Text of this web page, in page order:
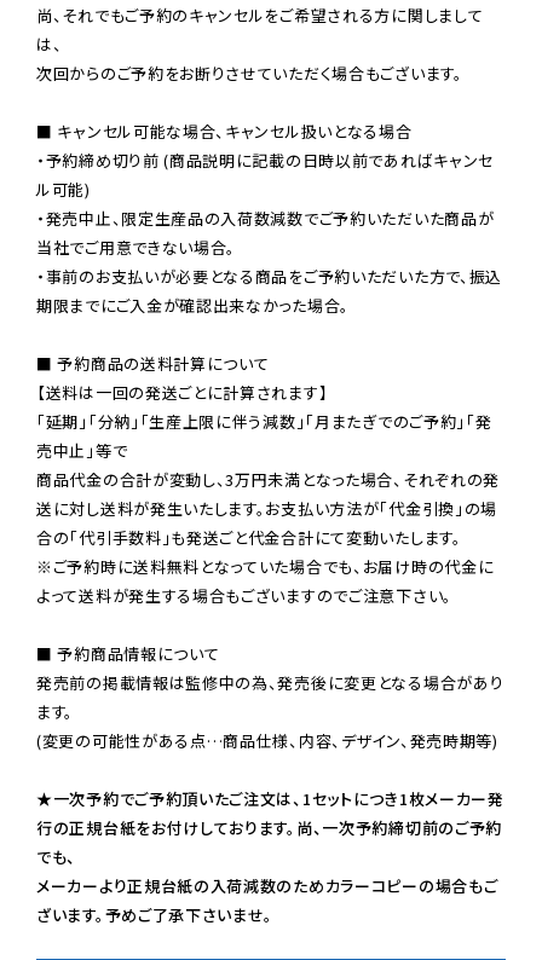
尚、それでもご予約のキャンセルをご希望される方に関しまして
は、
次回からのご予約をお断りさせていただく場合もございます。
■ キャンセル可能な場合、キャンセル扱いとなる場合
・予約締め切り前 (商品説明に記載の日時以前であればキャンセ
ル可能)
・発売中止、限定生産品の入荷数減数でご予約いただいた商品が
当社でご用意できない場合。
・事前のお支払いが必要となる商品をご予約いただいた方で、振込
期限までにご入金が確認出来なかった場合。
■ 予約商品の送料計算について
【送料は一回の発送ごとに計算されます】
「延期」「分納」「生産上限に伴う減数」「月またぎでのご予約」「発
売中止」等で
商品代金の合計が変動し、3万円未満となった場合、それぞれの発
送に対し送料が発生いたします。お支払い方法が「代金引換」の場
※ご予約時に送料無料となっていた場合でも、お届け時の代金に
よって送料が発生する場合もございますのでご注意下さい。
■ 予約商品情報について
発売前の掲載情報は監修中の為、発売後に変更となる場合があり
ます。
(変更の可能性がある点…商品仕様、内容、デザイン、発売時期等)
★一次予約でご予約頂いたご注文は、1セットにつき1枚メーカー発
行の正規台紙をお付けしております。尚、一次予約締切前のご予約
でも、
メーカーより正規台紙の入荷減数のためカラーコピーの場合もご
ざいます。予めご了承下さいませ。